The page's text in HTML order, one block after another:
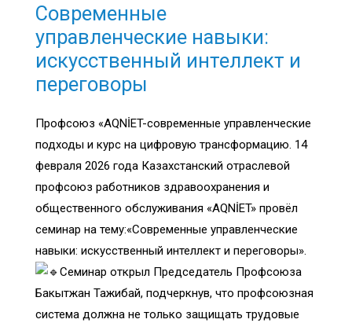
Современные
управленческие навыки:
искусственный интеллект и
переговоры
Профсоюз «AQNİET-современные управленческие
подходы и курс на цифровую трансформацию. 14
февраля 2026 года Казахстанский отраслевой
профсоюз работников здравоохранения и
общественного обслуживания «AQNİET» провёл
семинар на тему:«Современные управленческие
навыки: искусственный интеллект и переговоры».
Семинар открыл Председатель Профсоюза
Бакытжан Тажибай, подчеркнув, что профсоюзная
система должна не только защищать трудовые